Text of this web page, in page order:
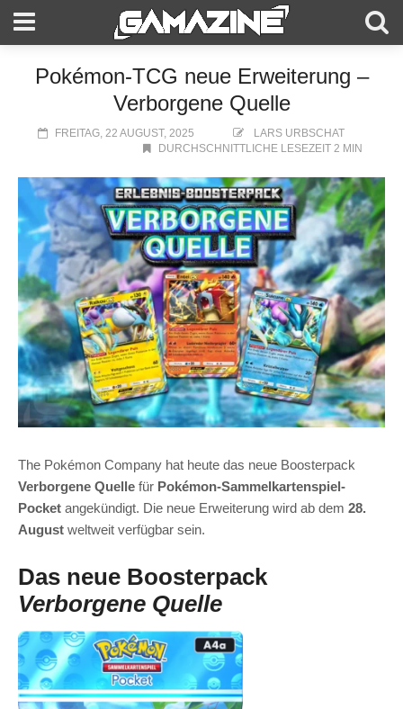
Pokémon-TCG neue Erweiterung –
Verborgene Quelle
FREITAG, 22 AUGUST, 2025
LARS URBSCHAT
DURCHSCHNITTLICHE LESEZEIT 2 MIN
The Pokémon Company hat heute das neue Boosterpack
Verborgene Quelle für Pokémon-Sammelkartenspiel-
Pocket angekündigt. Die neue Erweiterung wird ab dem 28.
August weltweit verfügbar sein.
Das neue Boosterpack
Verborgene Quelle